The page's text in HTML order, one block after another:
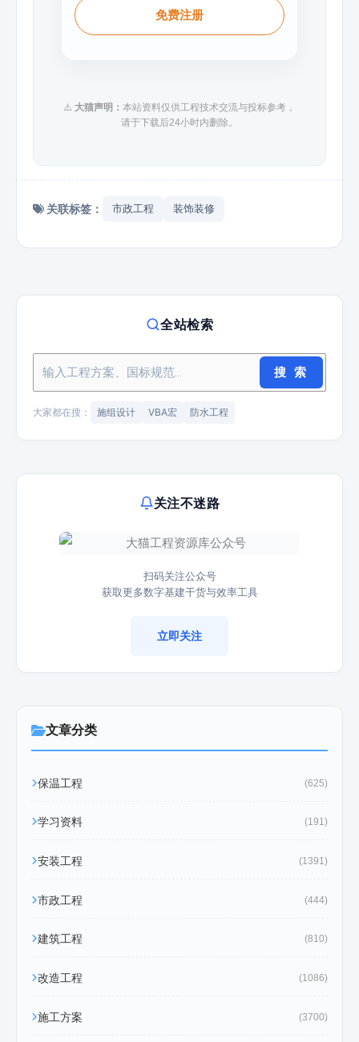
免费注册
⚠️ 大猫声明： 本站资料仅供工程技术交流与投标参考，
请于下载后24小时内删除。
关联标签： 市政工程 装饰装修
全站检索
搜 索
大家都在搜： 施组设计 VBA宏 防水工程
关注不迷路
扫码关注公众号
获取更多数字基建干货与效率工具
立即关注
文章分类
保温工程 (625)
学习资料 (191)
安装工程 (1391)
市政工程 (444)
建筑工程 (810)
改造工程 (1086)
施工方案 (3700)